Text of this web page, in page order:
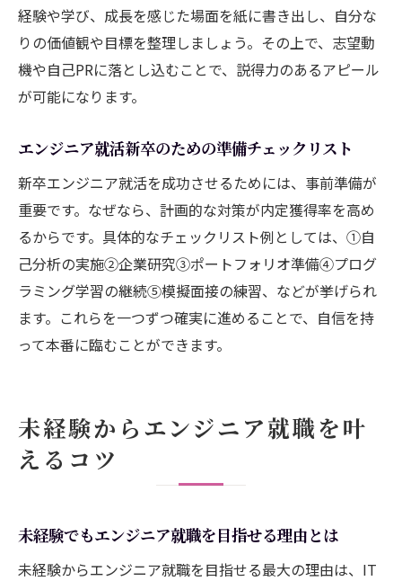
経験や学び、成長を感じた場面を紙に書き出し、自分な
りの価値観や目標を整理しましょう。その上で、志望動
機や自己PRに落とし込むことで、説得力のあるアピール
が可能になります。
エンジニア就活新卒のための準備チェックリスト
新卒エンジニア就活を成功させるためには、事前準備が
重要です。なぜなら、計画的な対策が内定獲得率を高め
るからです。具体的なチェックリスト例としては、①自
己分析の実施②企業研究③ポートフォリオ準備④プログ
ラミング学習の継続⑤模擬面接の練習、などが挙げられ
ます。これらを一つずつ確実に進めることで、自信を持
って本番に臨むことができます。
未経験からエンジニア就職を叶
えるコツ
未経験でもエンジニア就職を目指せる理由とは
未経験からエンジニア就職を目指せる最大の理由は、IT